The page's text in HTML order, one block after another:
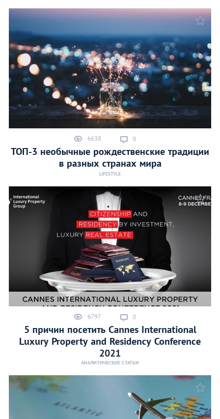
6638 0
ТОП-3 необычные рождественские традиции
в разных странах мира
LIFESTYLE
6797 0
5 причин посетить Cannes International
Luxury Property and Residency Conference
2021
АНАЛИТИЧЕСКИЕ СТАТЬИ